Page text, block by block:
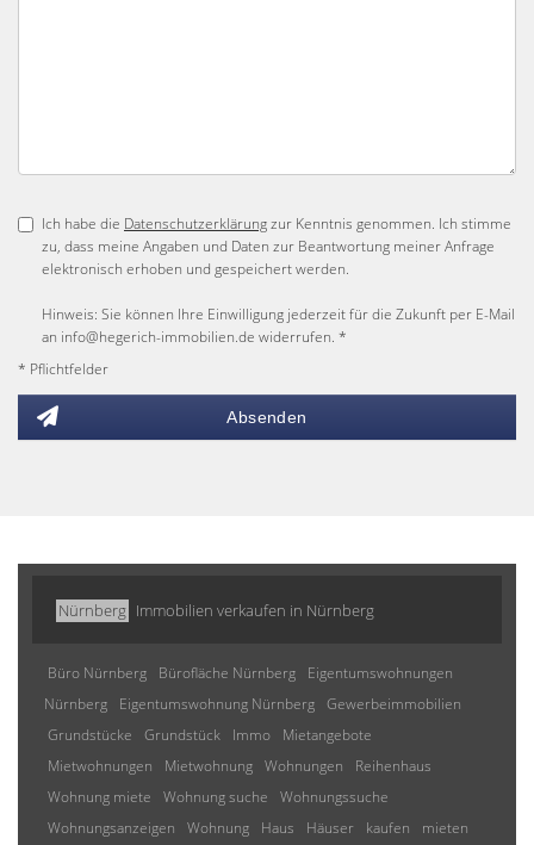
Ich habe die Datenschutzerklärungzur Kenntnis genommen. Ich stimme
zu, dass meine Angaben und Daten zur Beantwortung meiner Anfrage
elektronisch erhoben und gespeichert werden.
Hinweis: Sie können Ihre Einwilligung jederzeit für die Zukunft per E-Mail
an info@hegerich-immobilien.de widerrufen. *
* Pflichtfelder
Absenden
Nürnberg Immobilien verkaufen in Nürnberg
Büro Nürnberg Bürofläche Nürnberg
Eigentumswohnungen
Nürnberg
Eigentumswohnung Nürnberg Gewerbeimmobilien
Grundstücke
Grundstück Immo
Mietangebote
Mietwohnungen
Mietwohnung Wohnungen
Reihenhaus
Wohnung miete
Wohnung suche
Wohnungssuche
Wohnungsanzeigen
Wohnung Haus Häuser kaufen
mieten